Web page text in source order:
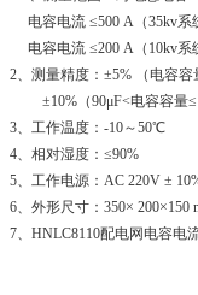
电容电流 ≤500 A（35kv系
电容电流 ≤200 A（10kv系
2、测量精度：±5% （电容容
±10%（90μF<电容容量
3、工作温度：-10～50℃
4、相对湿度：≤90%
5、工作电源：AC 220V ±
6、外形尺寸：350× 200×150
7、HNLC8110配电网电容电